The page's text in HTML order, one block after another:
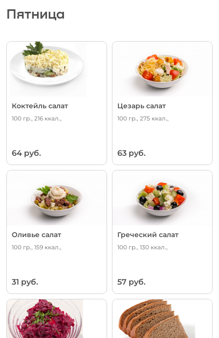
Пятница
Коктейль салат
100 гр., 216 ккал.,
64 руб.
Цезарь салат
100 гр., 275 ккал.,
63 руб.
Оливье салат
100 гр., 159 ккал.,
31 руб.
Греческий салат
100 гр., 130 ккал.,
57 руб.